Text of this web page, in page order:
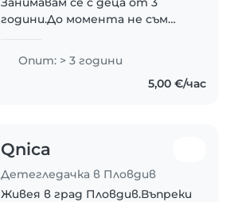
години.До момента не съм
е да гледам деца. Според
децата умея да ги развличам с
Опит: > 3 години
5,00 €/час
Qnica
Детегледачка в Пловдив
Живея в град Пловдив.Въпреки